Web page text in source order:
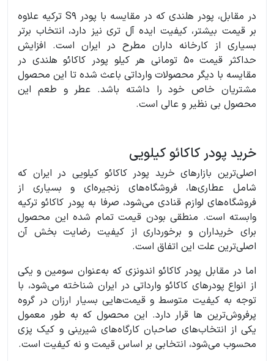
در مقابل، پودر هلندی که در مقایسه با پودر S9 ترکیه علاوه
بر قیمت بیشتر، کیفیت ایده آل تری نیز دارد، انتخاب برتر
بسیاری از کارخانه داران مطرح در ایران است. افزایش
حداکثر قیمت 50 تومانی هر کیلو پودر کاکائو هلندی در
مقایسه با دیگر محصولات وارداتی باعث شده تا این محصول
مشتریان خاص خود را داشته باشد. عطر و طعم این
محصول بی نظیر و عالی است.
خرید پودر کاکائو کیلویی
اصلی‌ترین بازارهای خرید پودر کاکائو کیلویی در ایران که
شامل عطاری‌ها، فروشگاه‌های زنجیره‌ای و بسیاری از
فروشگاه‌های لوازم قنادی می‌شود، صرفا به پودر کاکائو ترکیه
وابسته است. منطقی بودن قیمت تمام شده این محصول
برای خریداران و برخورداری از کیفیت رضایت بخش آن
اصلی‌ترین علت این اتفاق است.
اما در مقابل پودر کاکائو اندونزی که به‌عنوان سومین و یکی
از انواع پودرهای کاکائو وارداتی در ایران شناخته می‌شود، با
توجه به کیفیت متوسط و قیمت‌هایی بسیار ارزان در گروه
پرفروش‌ترین ها قرار دارد. این محصول که به طور معمول
یکی از انتخاب‌های صاحبان کارگاه‌های شیرینی و کیک پزی
محسوب می‌شود، انتخابی بر اساس قیمت و نه کیفیت است.